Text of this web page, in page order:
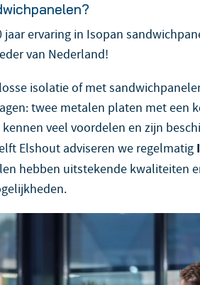
ervaring in Isopan
van Nederland!
isolatie of met
twee metalen platen met een
veel voordelen en zijn
Elshout adviseren we regelmatig
hebben uitstekende kwaliteiten